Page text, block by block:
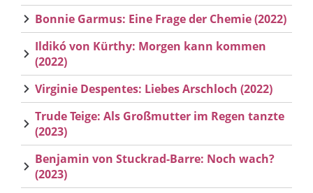
Bonnie Garmus: Eine Frage der Chemie (2022)
Ildikó von Kürthy: Morgen kann kommen
(2022)
Virginie Despentes: Liebes Arschloch (2022)
Trude Teige: Als Großmutter im Regen tanzte
(2023)
Benjamin von Stuckrad-Barre: Noch wach?
(2023)